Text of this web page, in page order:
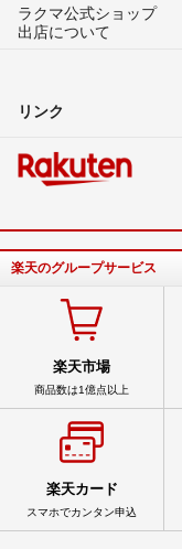
ラクマ公式ショップ
出店について
リンク
楽天のグループサービス
楽天市場
商品数は1億点以上
楽天カード
スマホでカンタン申込